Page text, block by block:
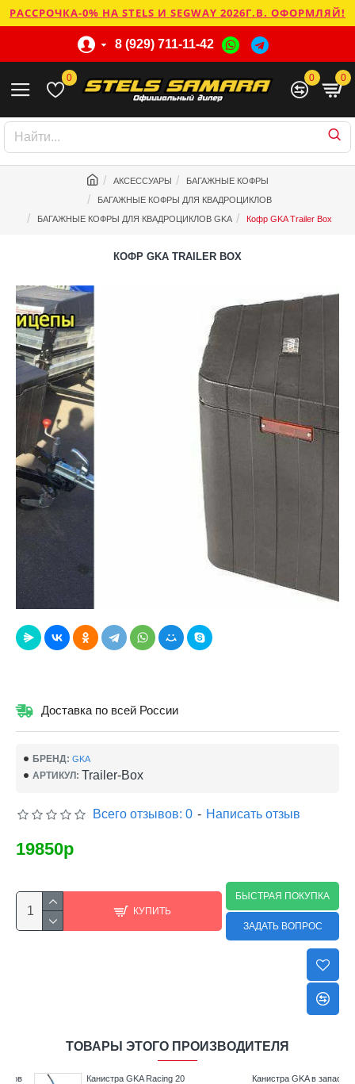
РАССРОЧКА-0% НА STELS И SEGWAY 2026Г.В. ОФОРМЛЯЙ!
8 (929) 711-11-42
0 0 0
АКСЕССУАРЫ
БАГАЖНЫЕ КОФРЫ
БАГАЖНЫЕ КОФРЫ ДЛЯ КВАДРОЦИКЛОВ
БАГАЖНЫЕ КОФРЫ ДЛЯ КВАДРОЦИКЛОВ GKA
Кофр GKA Trailer Box
КОФР GKA TRAILER BOX
Доставка по всей России
БРЕНД: GKA
АРТИКУЛ: Trailer-Box
Всего отзывов: 0 - Написать отзыв
19850р
КУПИТЬ
БЫСТРАЯ ПОКУПКА
ЗАДАТЬ ВОПРОС
ТОВАРЫ ЭТОГО ПРОИЗВОДИТЕЛЯ
Канистра GKA в запаску
Канистра экспедиционная